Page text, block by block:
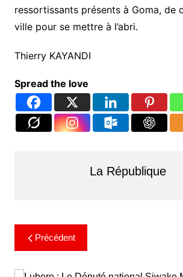
ressortissants présents à Goma, de
ville pour se mettre à l’abri.
Thierry KAYANDI
Spread the love
La République
Précédent